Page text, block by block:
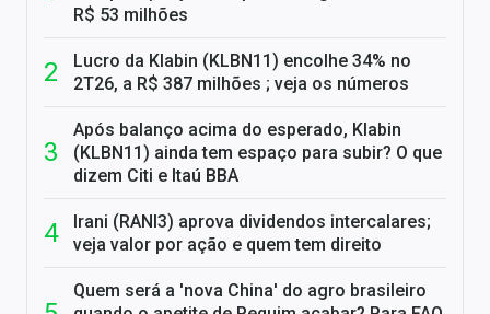
R$ 53 milhões
Lucro da Klabin (KLBN11) encolhe 34% no
2T26, a R$ 387 milhões ; veja os números
Após balanço acima do esperado, Klabin
(KLBN11) ainda tem espaço para subir? O que
dizem Citi e Itaú BBA
Irani (RANI3) aprova dividendos intercalares;
veja valor por ação e quem tem direito
Quem será a 'nova China' do agro brasileiro